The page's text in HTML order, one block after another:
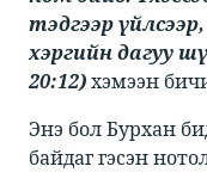
тэдгээр
хэргийн дагуу
20:12) хэмээн
Энэ бол Бурхан
байдаг гэсэн